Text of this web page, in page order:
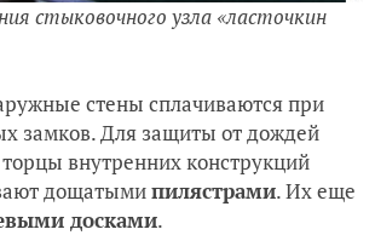
стыковочного узла «ласточкин
стены сплачиваются при
замков. Для защиты от дождей
внутренних конструкций
дощатымипилястрами. Их еще
досками.